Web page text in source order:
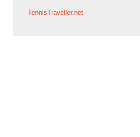
TennisTraveller.net